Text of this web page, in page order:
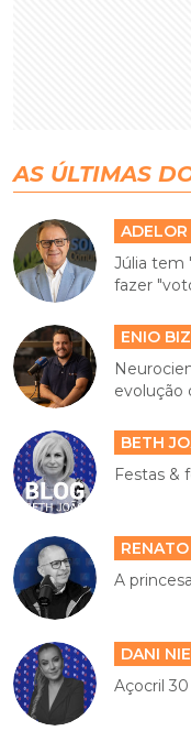
AS ÚLTIMAS
ADELOR
Júlia tem
fazer
ENIO BIZ
evolução
BETH
Festas &
A
DANI
Açocril